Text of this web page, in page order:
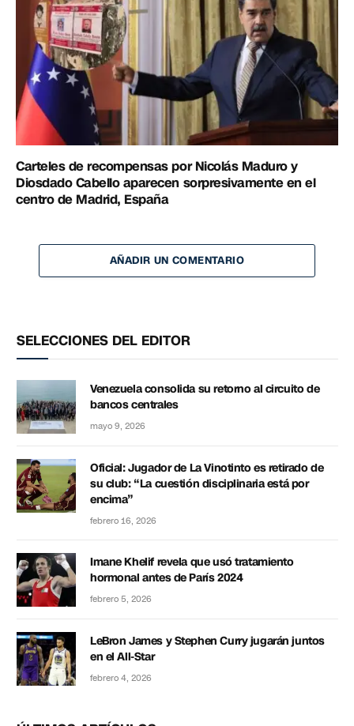
Carteles de recompensas por Nicolás Maduro y
Diosdado Cabello aparecen sorpresivamente en el
centro de Madrid, España
AÑADIR UN COMENTARIO
SELECCIONES DEL EDITOR
Venezuela consolida su retorno al circuito de
bancos centrales
mayo 9, 2026
Oficial: Jugador de La Vinotinto es retirado de
su club: “La cuestión disciplinaria está por
encima”
febrero 16, 2026
Imane Khelif revela que usó tratamiento
hormonal antes de París 2024
febrero 5, 2026
LeBron James y Stephen Curry jugarán juntos
en el All-Star
febrero 4, 2026